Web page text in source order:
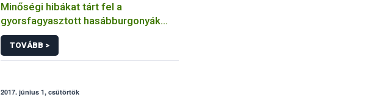
Minőségi hibákat tárt fel a
gyorsfagyasztott hasábburgonyák
terméktesztje
TOVÁBB >
2017. június 1, csütörtök